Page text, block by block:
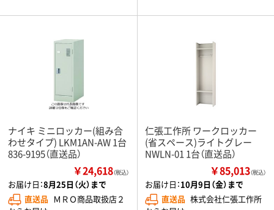
ナイキ ミニロッカー(組み合
わせタイプ) LKM1AN-AW 1台
836-9195（直送品）
￥24,618（税込）
お届け日：8月25日（火）まで
直送品 ＭＲＯ商品取扱店２
仁張工作所 ワークロッカー
(省スペース)ライトグレー
NWLN-01 1台（直送品）
￥85,013（税込）
お届け日：10月9日（金）まで
直送品 株式会社仁張工作所